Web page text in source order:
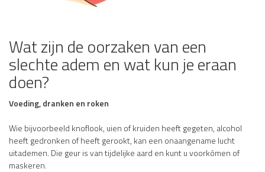
Wat zijn de oorzaken van een
slechte adem en wat kun je eraan
doen?
Voeding, dranken en roken
Wie bijvoorbeeld knoflook, uien of kruiden heeft gegeten, alcohol
heeft gedronken of heeft gerookt, kan een onaangename lucht
uitademen. Die geur is van tijdelijke aard en kunt u voorkómen of
maskeren.